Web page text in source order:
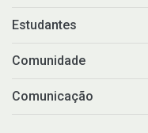
Estudantes
Comunidade
Comunicação